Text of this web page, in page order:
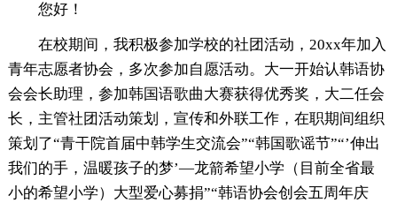
您好！
在校期间，我积极参加学校的社团活动，20xx年加入
青年志愿者协会，多次参加自愿活动。大一开始认韩语协
会会长助理，参加韩国语歌曲大赛获得优秀奖，大二任会
长，主管社团活动策划，宣传和外联工作，在职期间组织
策划了“青干院首届中韩学生交流会”“韩国歌谣节”“’伸出
我们的手，温暖孩子的梦’—龙箭希望小学（目前全省最
小的希望小学）大型爱心募捐”“韩语协会创会五周年庆